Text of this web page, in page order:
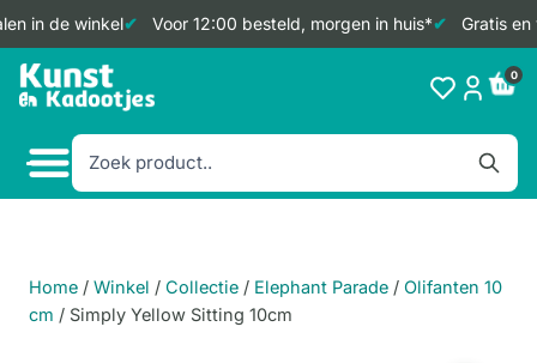
in de winkel Voor 12:00 besteld, morgen in huis* Gratis en
Doorgaan
naar
0
Home / Winkel / Collectie / Elephant Parade / Olifanten 10
cm / Simply Yellow Sitting 10cm